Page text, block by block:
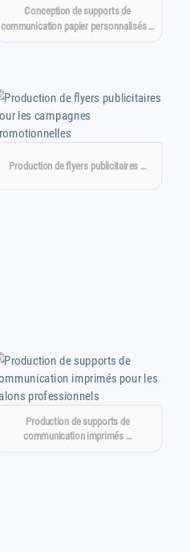
Conception de supports de
communication papier personnalisés …
Production de flyers publicitaires …
Production de supports de
communication imprimés …